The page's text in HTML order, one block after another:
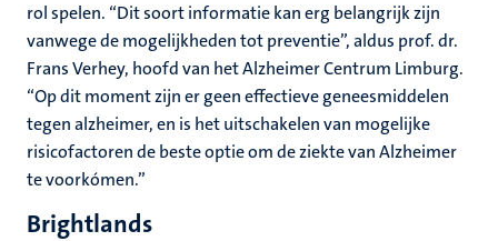
rol spelen. “Dit soort informatie kan erg belangrijk zijn
vanwege de mogelijkheden tot preventie”, aldus prof. dr.
Frans Verhey, hoofd van het Alzheimer Centrum Limburg.
“Op dit moment zijn er geen effectieve geneesmiddelen
tegen alzheimer, en is het uitschakelen van mogelijke
risicofactoren de beste optie om de ziekte van Alzheimer
te voorkómen.”
Brightlands